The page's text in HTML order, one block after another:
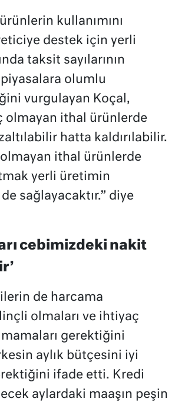
kullanımını
destek için yerli
taksit sayılarının
piyasalara olumlu
vurgulayan Koçal,
olmayan ithal ürünlerde
hatta kaldırılabilir.
ithal ürünlerde
yerli üretimin
sağlayacaktır.” diye
cebimizdeki nakit
de harcama
olmaları ve ihtiyaç
gerektiğini
aylık bütçesini iyi
ifade etti. Kredi
aylardaki maaşın peşin